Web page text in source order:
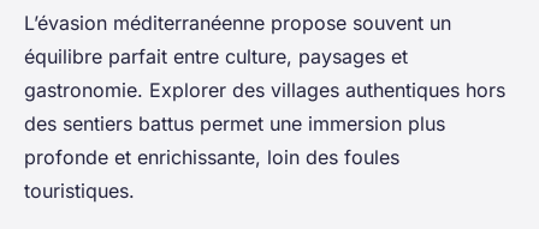
L’évasion méditerranéenne propose souvent un
équilibre parfait entre culture, paysages et
gastronomie. Explorer des villages authentiques hors
des sentiers battus permet une immersion plus
profonde et enrichissante, loin des foules
touristiques.